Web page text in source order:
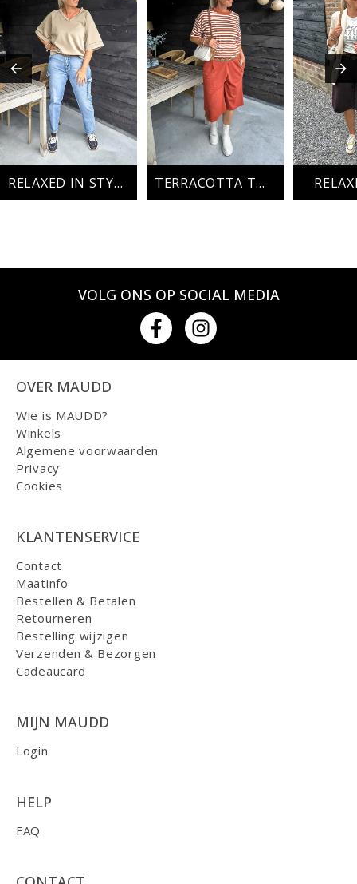
RELAXED IN STYLE TERRACOTTA TWIST
VOLG ONS OP SOCIAL MEDIA
OVER MAUDD
Wie is MAUDD?
Winkels
Algemene voorwaarden
Privacy
Cookies
KLANTENSERVICE
Contact
Maatinfo
Bestellen & Betalen
Retourneren
Bestelling wijzigen
Verzenden & Bezorgen
Cadeaucard
MIJN MAUDD
Login
HELP
FAQ